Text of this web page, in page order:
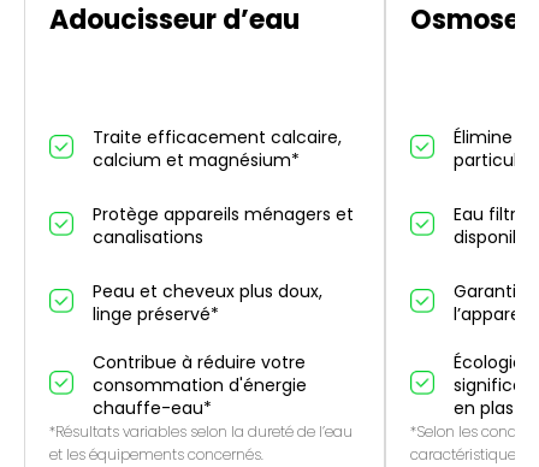
Adoucisseur d’eau
Traite efficacement calcaire,
calcium et magnésium*
Protège appareils ménagers et
canalisations
Peau et cheveux plus doux,
linge préservé*
Contribue à réduire votre
consommation d'énergie
chauffe-eau*
*Résultats variables selon la dureté de l’eau
et les équipements concernés.
Élimine
Eau
Garantie
l’appareil
en
*Selon les
caractéristiques